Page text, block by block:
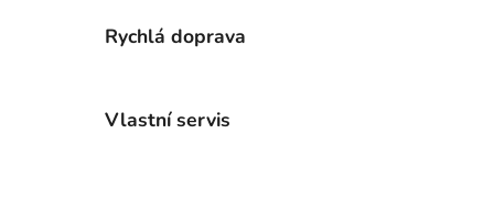
Rychlá doprava
Vlastní servis